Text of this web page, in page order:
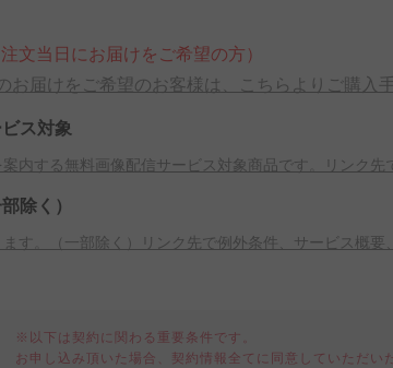
文当日にお届けをご希望の方）
お届けをご希望のお客様は、こちらよりご購入
ス対象
内する無料画像配信サービス対象商品です。リンク
除く）
す。（一部除く）リンク先で例外条件、サービス概要
※以下は契約に関わる重要条件です。
お申し込み頂いた場合、契約情報全てに同意していただい